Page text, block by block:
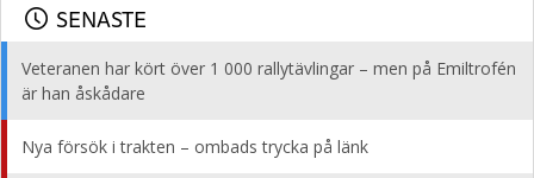
SENASTE
Veteranen har kört över 1 000 rallytävlingar – men på Emiltrofén
är han åskådare
Nya försök i trakten – ombads trycka på länk